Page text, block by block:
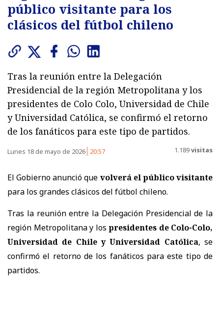
público visitante para los
clásicos del fútbol chileno
Tras la reunión entre la Delegación
Presidencial de la región Metropolitana y los
presidentes de Colo Colo, Universidad de Chile
y Universidad Católica, se confirmó el retorno
de los fanáticos para este tipo de partidos.
Lunes 18 de mayo de 2026 20:57 1.189visitas
El Gobierno anunció que volverá el público visitante
para los grandes clásicos del fútbol chileno.
Tras la reunión entre la Delegación Presidencial de la
región Metropolitana y los presidentes de Colo-Colo,
Universidad de Chile y Universidad Católica, se
confirmó el retorno de los fanáticos para este tipo de
partidos.